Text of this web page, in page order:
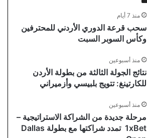
منذ 7 أيام
سحب قرعة الدوري الأردني للمحترفين
وكأس السوبر السبت
منذ أسبوعين
نتائج الجولة الثالثة من بطولة الأردن
للكارتينغ: تتويج بلبيسي وأزميراني
منذ أسبوعين
مرحلة جديدة من الشراكة الاستراتيجية –
1xBet تمدد شراكتها مع بطولة Dallas